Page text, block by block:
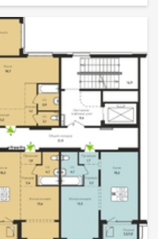
с двухкамерным
из алюминиевых
стеклопакетами
из поливинилхлоридных
без откосов и
двери
проводится монтаж
ввод холодной и
установка приборов учета
проводится монтаж
с установкой
установка
в январе 2026г.